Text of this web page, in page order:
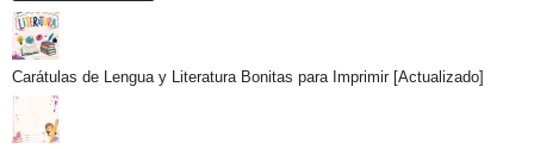
Carátulas de Lengua y Literatura Bonitas para Imprimir [Actualizado]